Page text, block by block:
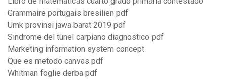
Grammaire portugais bresilien pdf
Umk provinsi jawa barat 2019 pdf
Sindrome del tunel carpiano diagnostico pdf
Marketing information system concept
Que es metodo canvas pdf
Whitman foglie derba pdf